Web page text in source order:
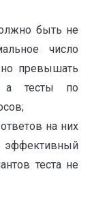
быть не
число
превышать
а тесты по
на них
теста не